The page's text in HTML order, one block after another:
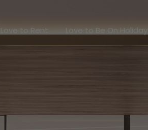
Love to Rent Love to Be On Holiday